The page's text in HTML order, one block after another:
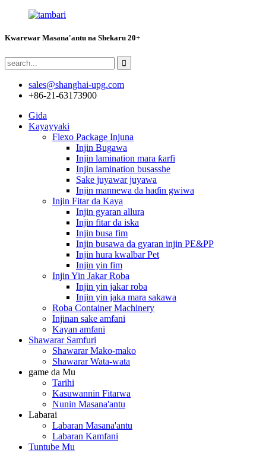
Kwarewar Masana'antu na Shekaru 20+
sales@shanghai-upg.com
+86-21-63173900
Gida
Kayayyaki
Flexo Package Injuna
Injin Bugawa
Injin lamination mara ƙarfi
Injin lamination busasshe
Sake juyawar juyawa
Injin mannewa da haɗin gwiwa
Injin Fitar da Kaya
Injin gyaran allura
Injin fitar da iska
Injin busa fim
Injin busawa da gyaran injin PE&PP
Injin hura kwalbar Pet
Injin yin fim
Injin Yin Jakar Roba
Injin yin jakar roba
Injin yin jaka mara sakawa
Roba Container Machinery
Injinan sake amfani
Kayan amfani
Shawarar Samfuri
Shawarar Mako-mako
Shawarar Wata-wata
game da Mu
Tarihi
Kasuwannin Fitarwa
Nunin Masana'antu
Labarai
Labaran Masana'antu
Labaran Kamfani
Tuntube Mu